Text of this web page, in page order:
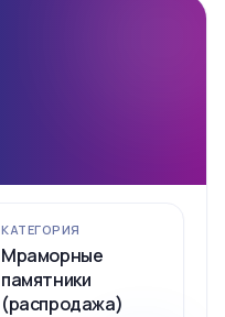
КАТЕГОРИЯ
Мраморные
памятники
(распродажа)